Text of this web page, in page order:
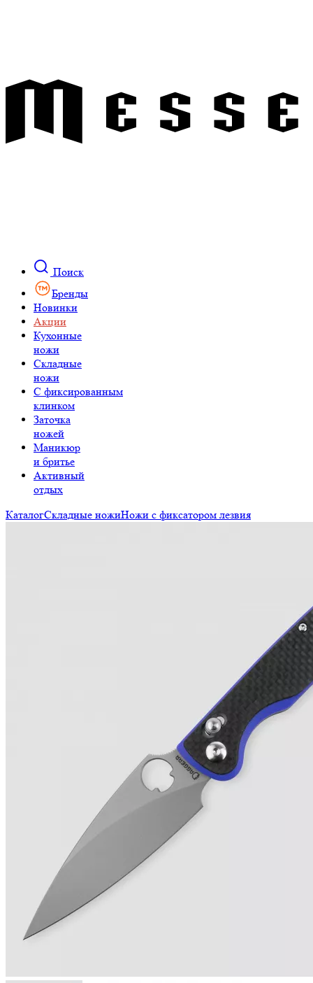
Поиск
Бренды
Новинки
Акции
Кухонные
ножи
Складные
ножи
C фиксированным
клинком
Заточка
ножей
Маникюр
и бритье
Активный
отдых
КаталогСкладные ножиНожи с фиксатором лезвия